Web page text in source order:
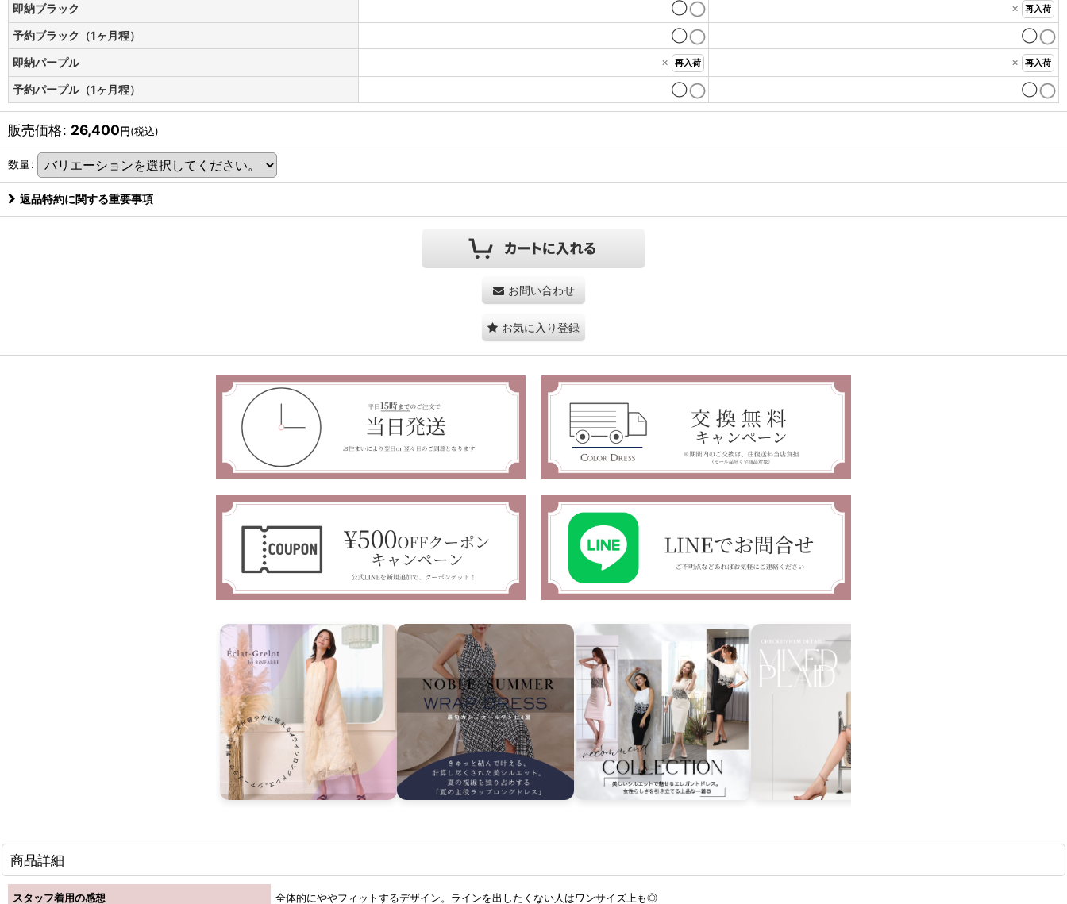
即納ブラック ◯ × 再入荷
予約ブラック（1ヶ月程） ◯
◯
即納パープル
× 再入荷 × 再入荷
予約パープル（1ヶ月程） ◯ ◯
販売価格: 26,400円(税込)
数量:
返品特約に関する重要事項
お問い合わせ
お気に入り登録
商品詳細
スタッフ着用の感想 全体的にややフィットするデザイン。ラインを出したくない人はワンサイズ上も◎